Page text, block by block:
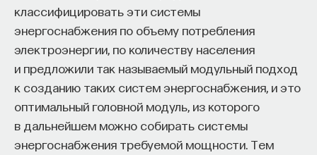
классифицировать эти системы
энергоснабжения по объему потребления
электроэнергии, по количеству населения
и предложили так называемый модульный подход
к созданию таких систем энергоснабжения, и это
оптимальный головной модуль, из которого
в дальнейшем можно собирать системы
энергоснабжения требуемой мощности. Тем